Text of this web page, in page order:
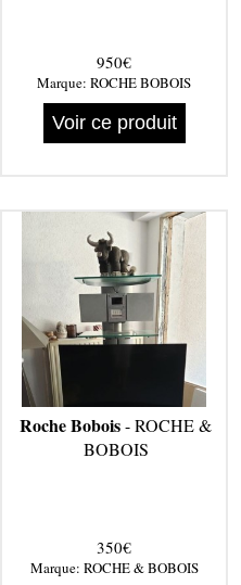
950€
Marque: ROCHE BOBOIS
Voir ce produit
Roche Bobois- ROCHE &
BOBOIS
350€
Marque: ROCHE & BOBOIS